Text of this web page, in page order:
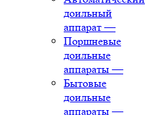
доильный
аппарат —
Поршневые
доильные
аппараты —
Бытовые
доильные
аппараты —